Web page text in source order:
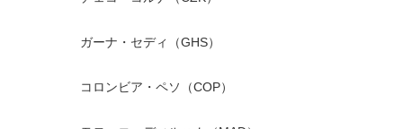
ガーナ・セディ（GHS）
コロンビア・ペソ（COP）